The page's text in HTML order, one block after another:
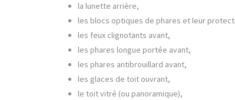
la lunette arrière,
les blocs optiques de phares et leur
les feux clignotants avant,
les phares longue portée avant,
les phares antibrouillard avant,
les glaces de toit ouvrant,
le toit vitré (ou panoramique),